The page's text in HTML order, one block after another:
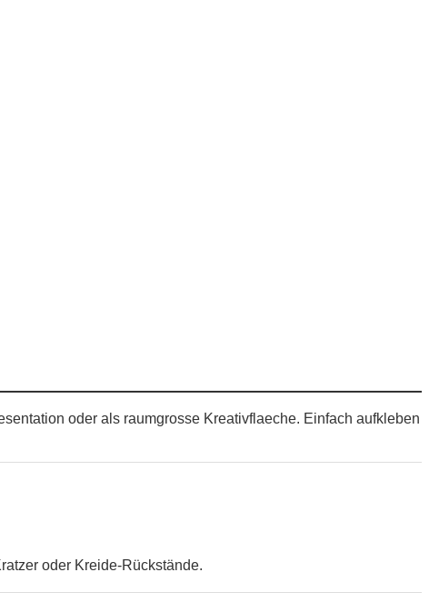
oder als raumgrosse Kreativflaeche. Einfach aufkleben
oder Kreide-Rückstände.